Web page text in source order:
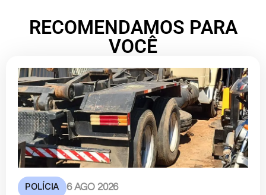
RECOMENDAMOS PARA
VOCÊ
POLÍCIA 6 AGO 2026